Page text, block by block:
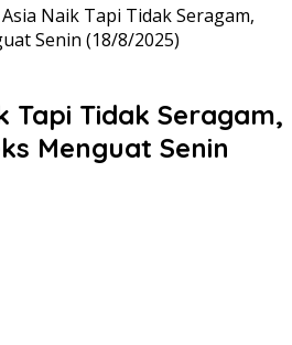
Naik Tapi Tidak Seragam,
Senin (18/8/2025)
Tapi Tidak Seragam,
Menguat Senin